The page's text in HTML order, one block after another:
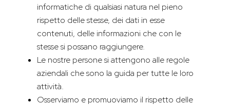
informatiche di qualsiasi natura nel pieno
rispetto delle stesse, dei dati in esse
contenuti, delle informazioni che con le
stesse si possano raggiungere.
Le nostre persone si attengono alle regole
aziendali che sono la guida per tutte le loro
attività.
Osserviamo e promuoviamo il rispetto delle